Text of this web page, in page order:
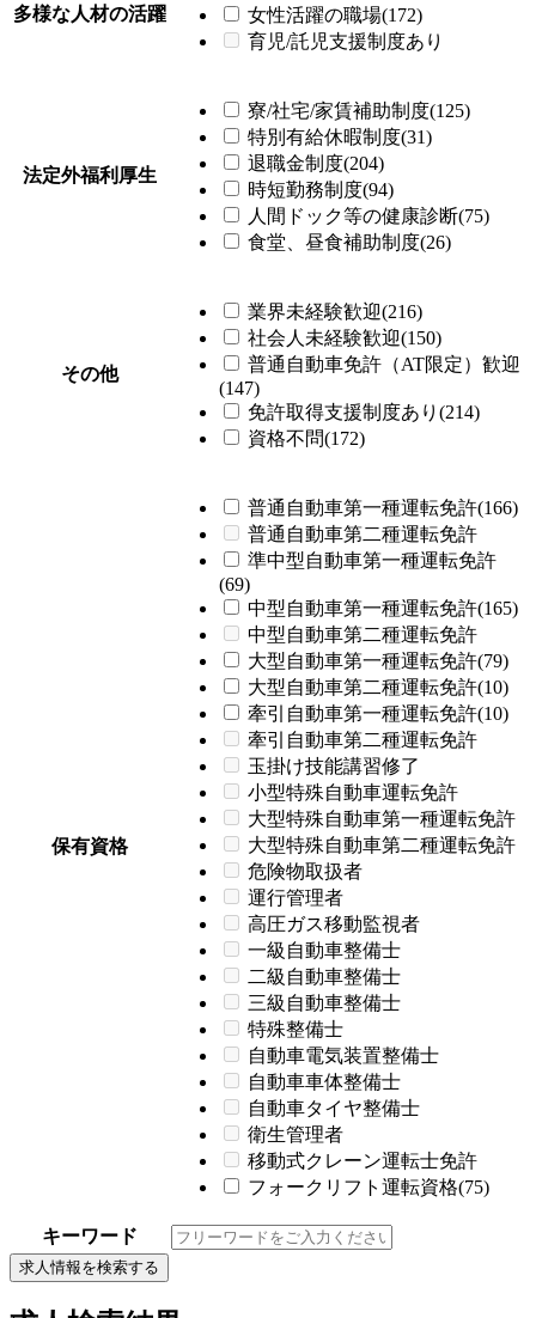
多様な人材の活躍
女性活躍の職場(172)
育児/託児支援制度あり
法定外福利厚生
寮/社宅/家賃補助制度(125)
特別有給休暇制度(31)
退職金制度(204)
時短勤務制度(94)
人間ドック等の健康診断(75)
食堂、昼食補助制度(26)
その他
業界未経験歓迎(216)
社会人未経験歓迎(150)
普通自動車免許（AT限定）歓迎
(147)
免許取得支援制度あり(214)
資格不問(172)
保有資格
普通自動車第一種運転免許(166)
普通自動車第二種運転免許
準中型自動車第一種運転免許
(69)
中型自動車第一種運転免許(165)
中型自動車第二種運転免許
大型自動車第一種運転免許(79)
大型自動車第二種運転免許(10)
牽引自動車第一種運転免許(10)
牽引自動車第二種運転免許
玉掛け技能講習修了
小型特殊自動車運転免許
大型特殊自動車第一種運転免許
大型特殊自動車第二種運転免許
危険物取扱者
運行管理者
高圧ガス移動監視者
一級自動車整備士
二級自動車整備士
三級自動車整備士
特殊整備士
自動車電気装置整備士
自動車車体整備士
自動車タイヤ整備士
衛生管理者
移動式クレーン運転士免許
フォークリフト運転資格(75)
キーワード
求人情報を検索する